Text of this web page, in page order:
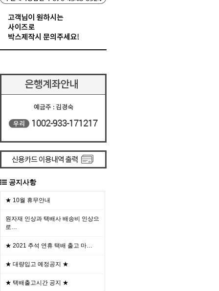
공지사항
★ 10월 휴무안내
원자재 인상과 택배사 배송비 인상으
로…
★ 2021 추석 연휴 택배 출고 마…
★ 대량입고 예정공지 ★
★ 택배출고시간 공지 ★